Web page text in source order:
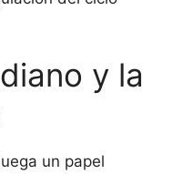
y la
un papel